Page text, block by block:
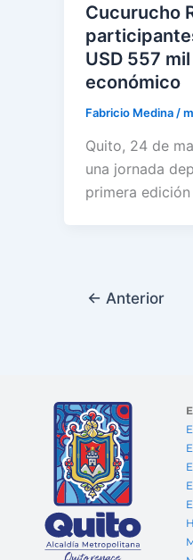
Cucurucho
USD 557
económico
Fabricio Medina /
Quito, 24 de
una jornada
primera
← Anterior